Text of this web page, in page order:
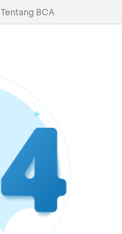
Tentang BCA